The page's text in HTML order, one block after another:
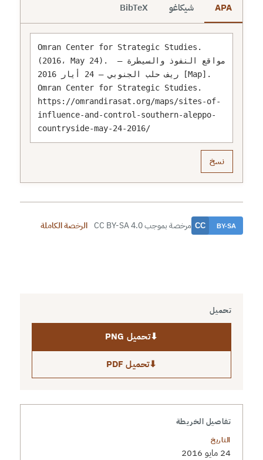
APA شيكاغو BibTeX
Omran Center for Strategic Studies.
(2016، May 24). مواقع النفوذ والسيطرة –
ريف حلب الجنوبي – 24 أيار 2016 [Map].
Omran Center for Strategic Studies.
https://omrandirasat.org/maps/sites-of-
influence-and-control-southern-aleppo-
countryside-may-24-2016/
نسخ
مرخصة بموجب CC BY-SA 4.0 الرخصة الكاملة
تحميل
⬇تحميل PNG
⬇تحميل PDF
تفاصيل الخريطة
التاريخ
24 مايو 2016